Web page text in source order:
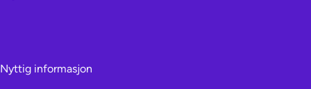
Nyttig informasjon